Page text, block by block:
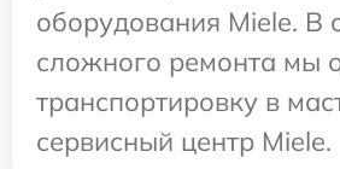
оборудования Miele. В
сложного ремонта мы
транспортировку в
сервисный центр Miele.